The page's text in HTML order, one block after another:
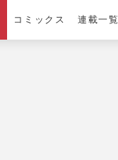
コミックス 連載一覧